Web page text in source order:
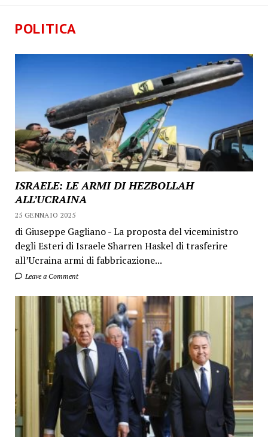
POLITICA
ISRAELE: LE ARMI DI HEZBOLLAH
ALL’UCRAINA
25 GENNAIO 2025
di Giuseppe Gagliano - La proposta del viceministro
degli Esteri di Israele Sharren Haskel di trasferire
all’Ucraina armi di fabbricazione...
Leave a Comment